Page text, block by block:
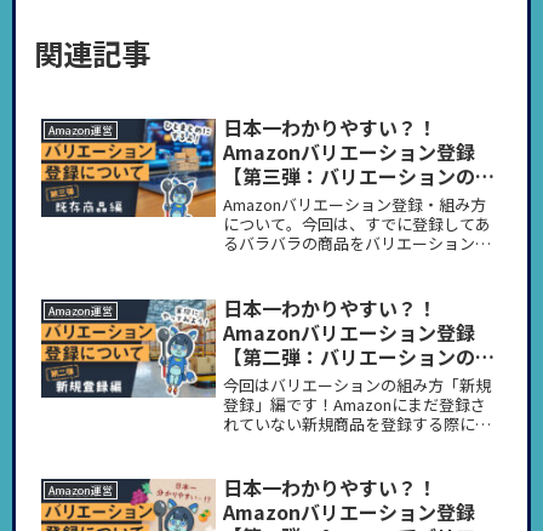
関連記事
Amazon運営
日本一わかりやすい？！
Amazonバリエーション登録
【第三弾：バリエーションの組
み方 -既存商品編-】
Amazonバリエーション登録・組み方
について。今回は、すでに登録してあ
るバラバラの商品をバリエーションと
お悩みの方にこのブログが参考になれ
ば幸いです！
Amazon運営
日本一わかりやすい？！
Amazonバリエーション登録
【第二弾：バリエーションの組
み方 -新規登録編-】
今回はバリエーションの組み方「新規
登録」編です！Amazonにまだ登録さ
れていない新規商品を登録する際に、
ニカルサポートに問い合わせた内容と
併せてご説明しますので「A...
Amazon運営
日本一わかりやすい？！
Amazonバリエーション登録